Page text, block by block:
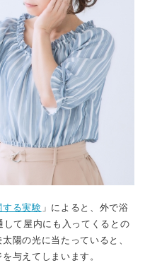
する実験 」によると、外で浴
して屋内にも入ってくるとの
陽の光に当たっていると、
与えてしまいます。